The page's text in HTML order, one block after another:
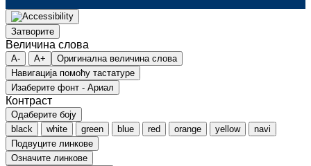
Затворите
Величина слова
A- A+
Оригинална величина слова
Навигација помоћу тастатуре
Изаберите фонт - Ариал
Контраст
Одаберите боју
black
white green blue red orange yellow
navi
Подвуците линкове
Означите линкове